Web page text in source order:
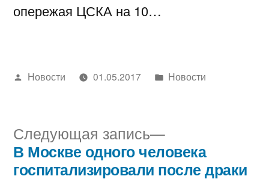
опережая ЦСКА на 10…
Написано
Новости 01.05.2017
Написано
Новости
Навигация
Следующая запись
Следующая
запись:
В Москве одного человека
госпитализировали после драки